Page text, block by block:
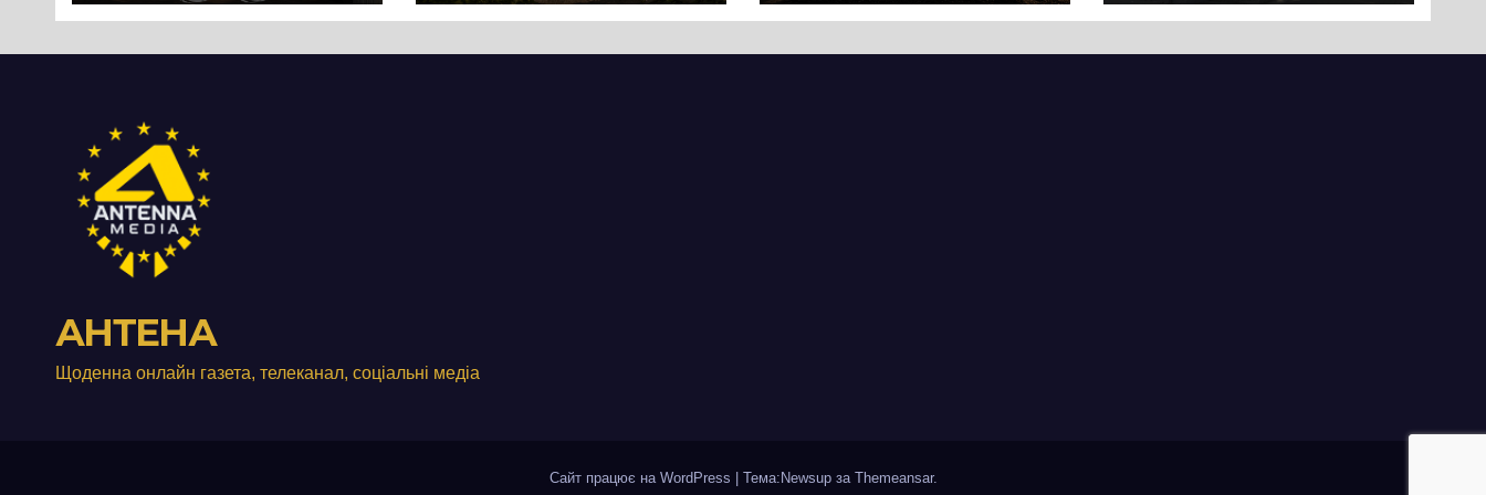
Черкас. Звідси
ведуться на
АНТЕНА
Щоденна онлайн газета, телеканал, соціальні медіа
Сайт працює на WordPress Тема:Newsup за Themeansar.